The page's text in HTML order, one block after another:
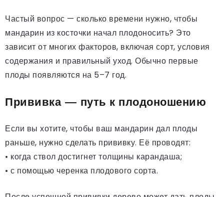
Частый вопрос — сколько времени нужно, чтобы
мандарин из косточки начал плодоносить? Это
зависит от многих факторов, включая сорт, условия
содержания и правильный уход. Обычно первые
плоды появляются на 5–7 год.
Прививка — путь к плодоношению
Если вы хотите, чтобы ваш мандарин дал плоды
раньше, нужно сделать прививку. Её проводят:
• когда ствол достигнет толщины карандаша;
• с помощью черенка плодового сорта.